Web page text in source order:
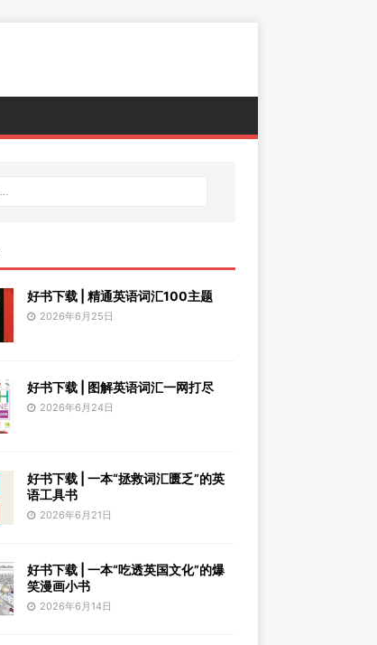
好书下载 | 精通英语词汇100主题
2026年6月25日
好书下载 | 图解英语词汇一网打尽
2026年6月24日
好书下载 | 一本“拯救词汇匮乏”的英
语工具书
2026年6月21日
好书下载 | 一本“吃透英国文化”的爆
笑漫画小书
2026年6月14日